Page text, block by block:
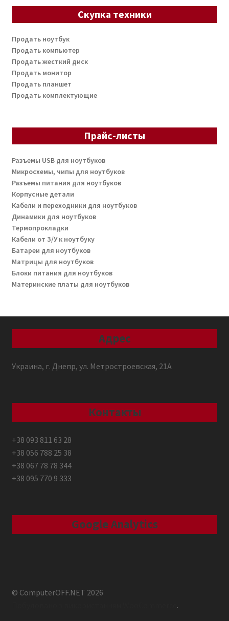
Скупка техники
Продать ноутбук
Продать компьютер
Продать жесткий диск
Продать монитор
Продать планшет
Продать комплектующие
Прайс-листы
Разъемы USB для ноутбуков
Микросхемы, чипы для ноутбуков
Разъемы питания для ноутбуков
Корпусные детали
Кабели и переходники для ноутбуков
Динамики для ноутбуков
Термопрокладки
Кабели от З/У к ноутбуку
Батареи для ноутбуков
Матрицы для ноутбуков
Блоки питания для ноутбуков
Материнские платы для ноутбуков
Адрес
Украина, г. Днепр, ул. Метростроевская, 21А
Контакты
+38 093 811 63 28
+38 056 788 25 38
+38 067 78 78 344
+38 095 770 9 333
Google Analytics
© ComputerOFF.NET 2026
.